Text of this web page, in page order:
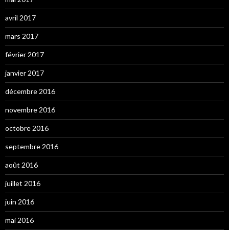
avril 2017
mars 2017
février 2017
janvier 2017
décembre 2016
novembre 2016
octobre 2016
septembre 2016
août 2016
juillet 2016
juin 2016
mai 2016